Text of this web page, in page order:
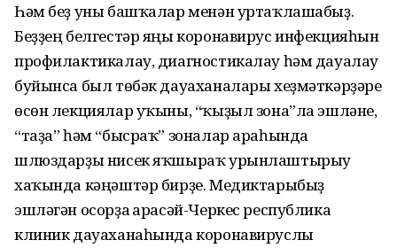
Һәм беҙ уны башҡалар менән уртаҡлашабыҙ.
Беҙҙең белгестәр яңы коронавирус инфекцияһын
профилактикалау, диагностикалау һәм дауалау
буйынса был төбәк дауаханалары хеҙмәткәрҙәре
өсөн лекциялар уҡыны, “ҡыҙыл зона”ла эшләне,
“таҙа” һәм “бысраҡ” зоналар араһында
шлюздарҙы нисек яҡшыраҡ урынлаштырыу
хаҡында кәңәштәр бирҙе. Медиктарыбыҙ
эшләгән осорҙа Ҡарасәй-Черкес республика
клиник дауаханаһында коронавируслы